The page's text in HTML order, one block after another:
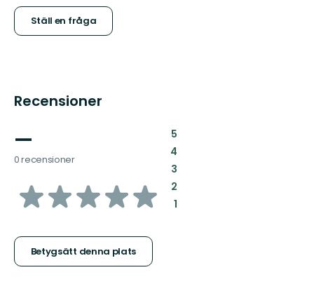
Ställ en fråga
Recensioner
—
0 recensioner
av
stjärnor
Betygsätt denna plats
5:
4:
3:
2:
1: